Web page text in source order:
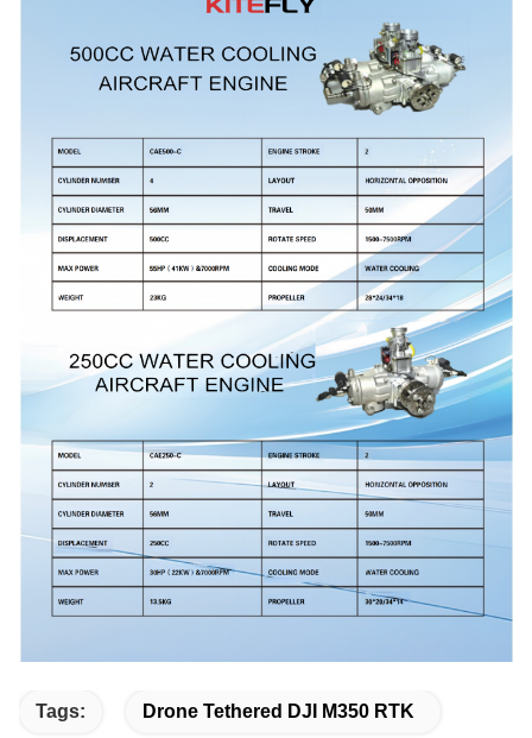
Tags: Drone Tethered DJI M350 RTK